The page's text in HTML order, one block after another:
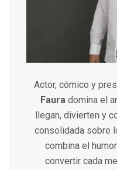
Actor, cómico y
Faura domina el
llegan, divierten y
consolidada sobre
combina el
convertir cada